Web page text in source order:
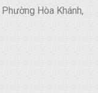
Hòa Khánh,